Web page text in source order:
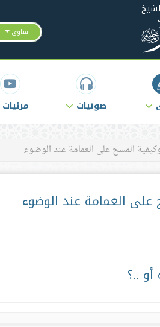
فتاوى
صوتيات مرئيات
المسح على العمامة عند الوضوء
العمامة عند الوضوء
أو ..؟